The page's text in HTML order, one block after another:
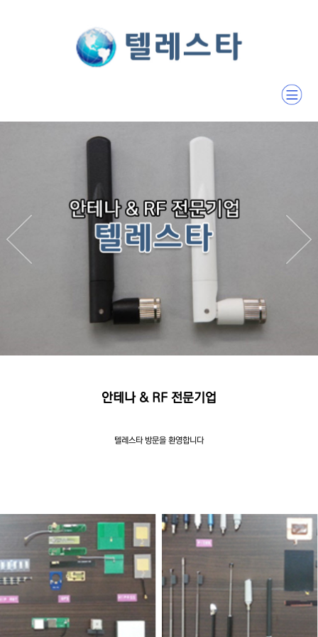
안테나 & RF 전문기업
텔레스타 방문을 환영합니다